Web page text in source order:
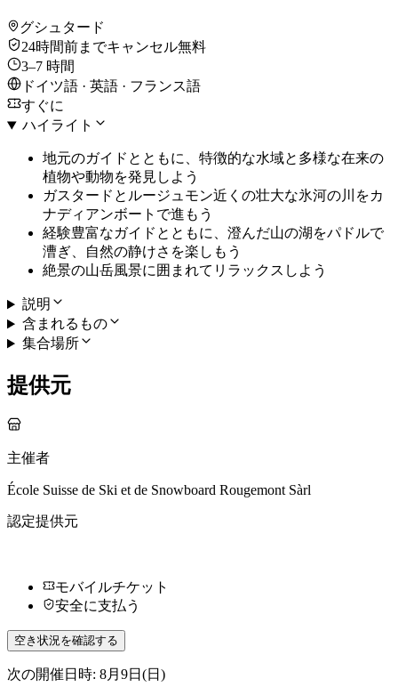
グシュタード
24時間前までキャンセル無料
3–7 時間
ドイツ語 · 英語 · フランス語
すぐに
ハイライト
地元のガイドとともに、特徴的な水域と多様な在来の
植物や動物を発見しよう
ガスタードとルージュモン近くの壮大な氷河の川をカ
ナディアンボートで進もう
経験豊富なガイドとともに、澄んだ山の湖をパドルで
漕ぎ、自然の静けさを楽しもう
絶景の山岳風景に囲まれてリラックスしよう
説明
含まれるもの
集合場所
提供元
主催者
École Suisse de Ski et de Snowboard Rougemont Sàrl
認定提供元
モバイルチケット
安全に支払う
空き状況を確認する
次の開催日時: 8月9日(日)